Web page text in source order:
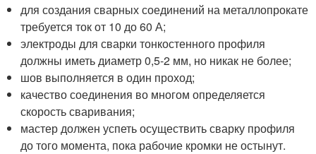
для создания сварных соединений на металлопрокате
требуется ток от 10 до 60 А;
электроды для сварки тонкостенного профиля
должны иметь диаметр 0,5-2 мм, но никак не более;
шов выполняется в один проход;
качество соединения во многом определяется
скорость сваривания;
мастер должен успеть осуществить сварку профиля
до того момента, пока рабочие кромки не остынут.